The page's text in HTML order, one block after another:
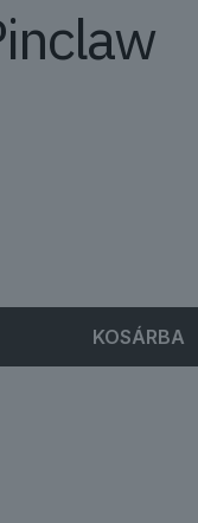
KOSÁRBA